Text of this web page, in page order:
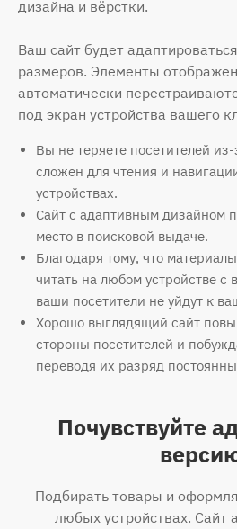
дизайна и вёрстки.
Ваш сайт будет
размеров. Элементы
автоматически
под экран устройства вашего
Вы не теряете посетителей
сложен для чтения и
устройствах.
Сайт с адаптивным дизайном
место в поисковой выдаче.
Благодаря тому, что
читать на любом устройстве с
ваши посетители не уйдут к
Хорошо выглядящий сайт
стороны посетителей и
переводя их разряд
Почувствуйте
Подбирать товары и
любых устройствах. Сайт